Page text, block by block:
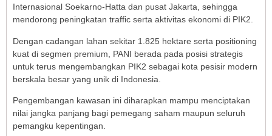
Internasional Soekarno-Hatta dan pusat Jakarta, sehingga
mendorong peningkatan traffic serta aktivitas ekonomi di PIK2.
Dengan cadangan lahan sekitar 1.825 hektare serta positioning
kuat di segmen premium, PANI berada pada posisi strategis
untuk terus mengembangkan PIK2 sebagai kota pesisir modern
berskala besar yang unik di Indonesia.
Pengembangan kawasan ini diharapkan mampu menciptakan
nilai jangka panjang bagi pemegang saham maupun seluruh
pemangku kepentingan.